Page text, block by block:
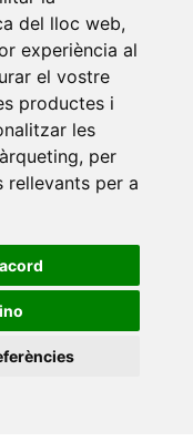
del lloc web,
experiència al
el vostre
productes i
les
, per
rellevants per a